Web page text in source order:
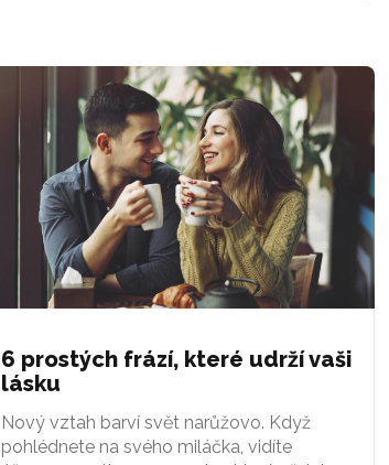
6 prostých frází, které udrží vaši
lásku
Nový vztah barví svět narůžovo. Když
pohlédnete na svého miláčka, vidíte